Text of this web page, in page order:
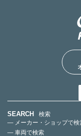
SEARCH
検索
— メーカー・ショップで検
— 車両で検索